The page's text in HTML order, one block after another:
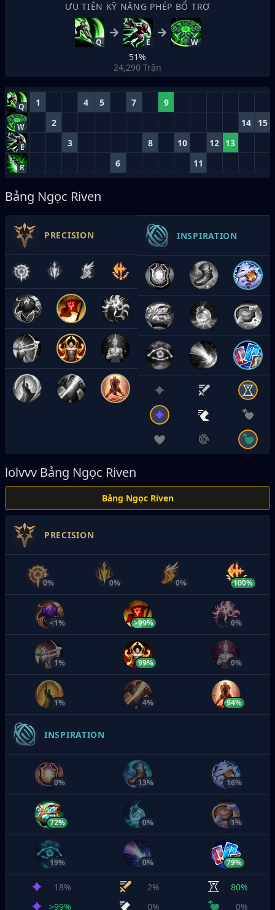
ƯU TIÊN KỸ NĂNG PHÉP BỔ TRỢ
Q E W
51%
24,290 Trận
Q 1 4 5 7 9
W 2 14 15
E 3 8 10 12 13
R 6 11
Bảng Ngọc Riven
PRECISION INSPIRATION
lolvvv Bảng Ngọc Riven
Bảng Ngọc Riven
PRECISION
0% 0% 0% 100%
<1% >99% 0%
1% 99% 0%
1% 4% 94%
INSPIRATION
0% 13% 16%
72% 0% 1%
19% 0% 79%
18% 2%
80%
>99%
0% 0%